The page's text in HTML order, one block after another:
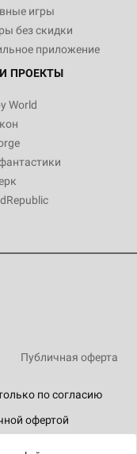
игры
без скидки
приложение
ПРОЕКТЫ
World
по согласию
офертой
Публичная оферта